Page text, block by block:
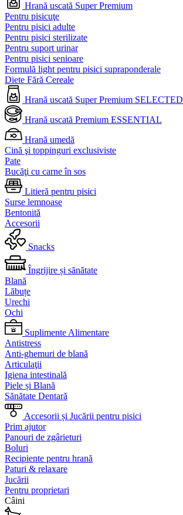
Hrană uscată Super Premium
Pentru pisicuţe
Pentru pisici adulte
Pentru pisici sterilizate
Pentru suport urinar
Pentru pisici senioare
Formulă light pentru pisici supraponderale
Diete Fără Cereale
Hrană uscată Super Premium SELECTED
Hrană uscată Premium ESSENTIAL
Hrană umedă
Cină şi toppinguri exclusiviste
Pate
Bucăţi cu carne în sos
Litieră pentru pisici
Surse lemnoase
Bentonită
Accesorii
Snacks
Îngrijire și sănătate
Blană
Lăbuțe
Urechi
Ochi
Suplimente Alimentare
Antistress
Anti-ghemuri de blană
Articulaţii
Igiena intestinală
Piele și Blană
Sănătate Dentară
Accesorii și Jucării pentru pisici
Prim ajutor
Panouri de zgârieturi
Boluri
Recipiente pentru hrană
Paturi & relaxare
Jucării
Pentru proprietari
Câini